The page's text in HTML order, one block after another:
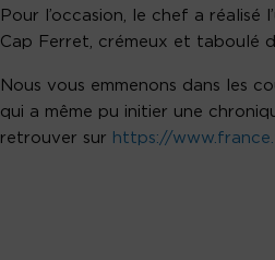
Pour l’occasion, le chef a réalisé
Cap Ferret, crémeux et taboulé
Nous vous emmenons dans les
qui a même pu initier une
retrouver sur https://